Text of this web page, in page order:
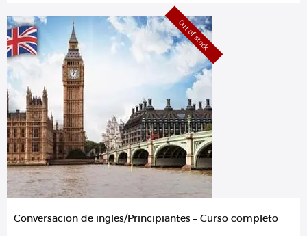
Out of stock
Conversacion de ingles/Principiantes – Curso completo